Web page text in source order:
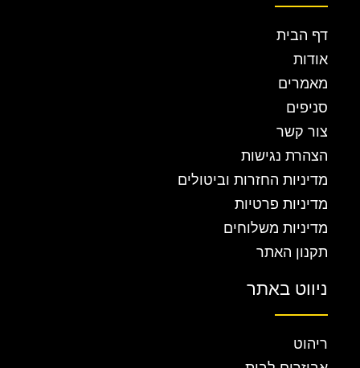
דף הבית
אודות
מאמרים
סניפים
צור קשר
הצהרת נגישות
מדיניות החזרות וביטולים
מדיניות פרטיות
מדיניות משלוחים
תקנון האתר
ניווט באתר
ריהוט